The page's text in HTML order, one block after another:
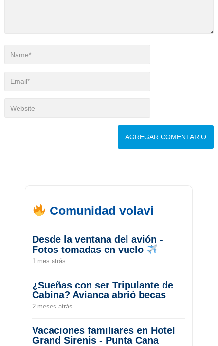
Comunidad volavi
Desde la ventana del avión -
Fotos tomadas en vuelo
1 mes atrás
¿Sueñas con ser Tripulante de
Cabina? Avianca abrió becas
2 meses atrás
Vacaciones familiares en Hotel
Grand Sirenis - Punta Cana